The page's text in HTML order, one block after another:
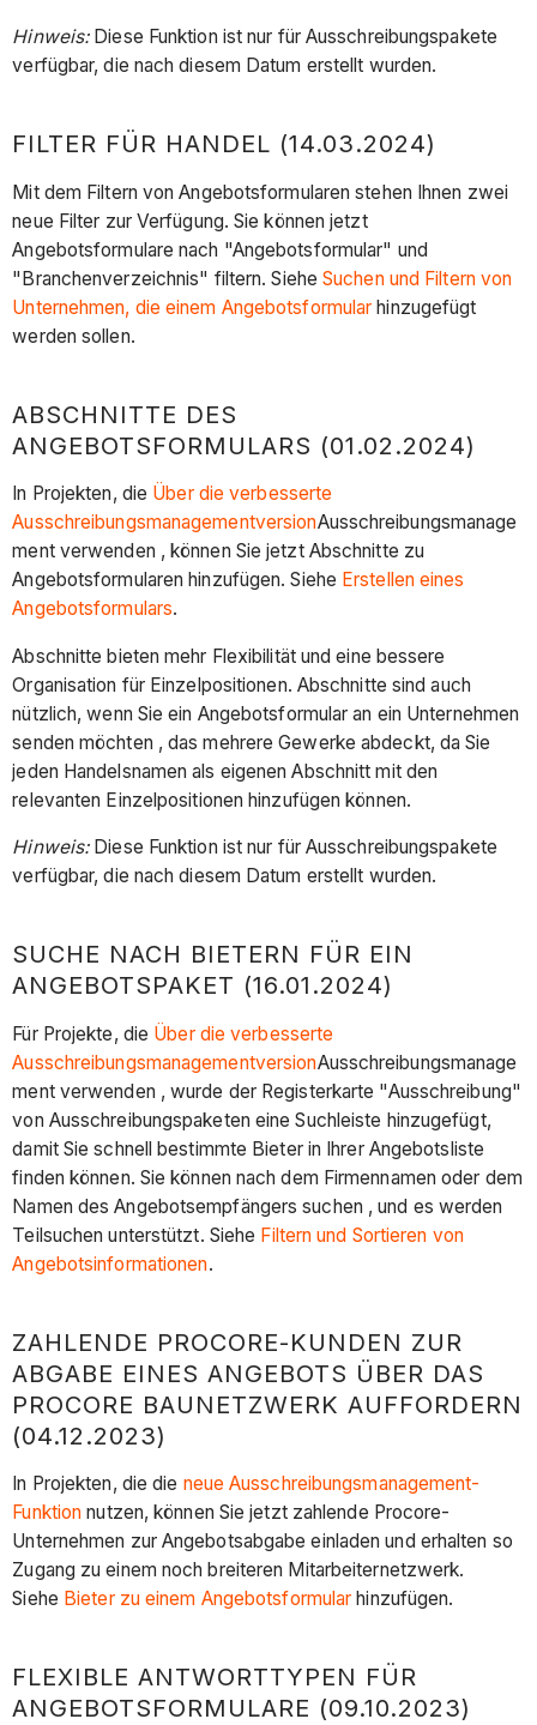
Hinweis: Diese Funktion ist nur für Ausschreibungspakete
verfügbar, die nach diesem Datum erstellt wurden.
FILTER FÜR HANDEL (14.03.2024)
Mit dem Filtern von Angebotsformularen stehen Ihnen zwei
neue Filter zur Verfügung. Sie können jetzt
Angebotsformulare nach "Angebotsformular" und
"Branchenverzeichnis" filtern. SieheSuchen und Filtern von
Unternehmen, die einem Angebotsformular hinzugefügt
werden sollen.
ABSCHNITTE DES
ANGEBOTSFORMULARS (01.02.2024)
In Projekten, die Über die verbesserte
AusschreibungsmanagementversionAusschreibungsmanage
ment verwenden , können Sie jetzt Abschnitte zu
Angebotsformularen hinzufügen. Siehe Erstellen eines
Angebotsformulars.
Abschnitte bieten mehr Flexibilität und eine bessere
Organisation für Einzelpositionen. Abschnitte sind auch
nützlich, wenn Sie ein Angebotsformular an ein Unternehmen
senden möchten , das mehrere Gewerke abdeckt, da Sie
jeden Handelsnamen als eigenen Abschnitt mit den
relevanten Einzelpositionen hinzufügen können.
Hinweis: Diese Funktion ist nur für Ausschreibungspakete
verfügbar, die nach diesem Datum erstellt wurden.
SUCHE NACH BIETERN FÜR EIN
ANGEBOTSPAKET (16.01.2024)
Für Projekte, die Über die verbesserte
AusschreibungsmanagementversionAusschreibungsmanage
ment verwenden , wurde der Registerkarte "Ausschreibung"
von Ausschreibungspaketen eine Suchleiste hinzugefügt,
damit Sie schnell bestimmte Bieter in Ihrer Angebotsliste
finden können. Sie können nach dem Firmennamen oder dem
Namen des Angebotsempfängers suchen , und es werden
Teilsuchen unterstützt. Siehe Filtern und Sortieren von
Angebotsinformationen.
ZAHLENDE PROCORE-KUNDEN ZUR
ABGABE EINES ANGEBOTS ÜBER DAS
PROCORE BAUNETZWERK AUFFORDERN
(04.12.2023)
In Projekten, die die neue Ausschreibungsmanagement-
Funktion nutzen, können Sie jetzt zahlende Procore-
Unternehmen zur Angebotsabgabe einladen und erhalten so
Zugang zu einem noch breiteren Mitarbeiternetzwerk.
Siehe Bieter zu einem Angebotsformular hinzufügen.
FLEXIBLE ANTWORTTYPEN FÜR
ANGEBOTSFORMULARE (09.10.2023)